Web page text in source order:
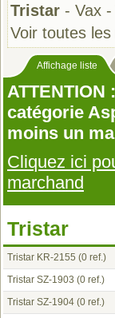
Tristar - Vax -
Voir toutes
Affichage liste
catégorie
moins un
Cliquez ici
marchand
Tristar
Tristar KR-2155 (0 ref.)
Tristar SZ-1903 (0 ref.)
Tristar SZ-1904 (0 ref.)